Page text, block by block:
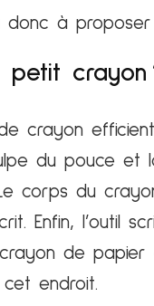
donc à
petit crayon
crayon
du pouce et
corps du
Enfin, l’outil
crayon de
endroit.